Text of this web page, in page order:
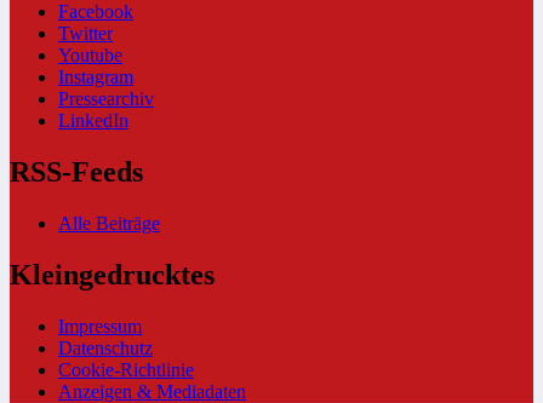
Facebook
Twitter
Youtube
Instagram
Pressearchiv
LinkedIn
RSS-Feeds
Alle Beiträge
Kleingedrucktes
Impressum
Datenschutz
Cookie-Richtlinie
Anzeigen & Mediadaten